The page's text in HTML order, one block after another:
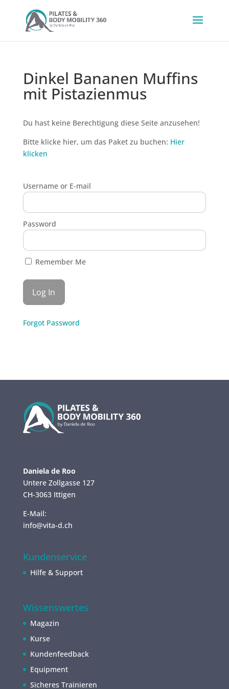
Dinkel Bananen Muffins
mit Pistazienmus
Du hast keine Berechtigung diese Seite anzusehen!
Bitte klicke hier, um das Paket zu buchen: Hier
klicken
Username or E-mail
Password
Remember Me
Forgot Password
Daniela de Roo
Untere Zollgasse 127
CH-3063 Ittigen
E-Mail:
info@vita-d.ch
Kundenservice
Hilfe & Support
Wissenswertes
Magazin
Kurse
Kundenfeedback
Equipment
Sicheres Trainieren